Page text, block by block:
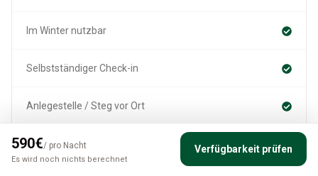
Im Winter nutzbar
Selbstständiger Check-in
Anlegestelle / Steg vor Ort
Sauna
590€/ pro Nacht
Es wird noch nichts berechnet
Verfügbarkeit prüfen